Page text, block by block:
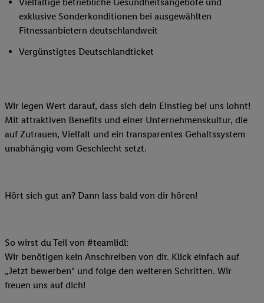
exklusive Sonderkonditionen bei ausgewählten
Fitnessanbietern deutschlandweit
Vergünstigtes Deutschlandticket
Wir legen Wert darauf, dass sich dein Einstieg bei uns lohnt!
Mit attraktiven Benefits und einer Unternehmenskultur, die
auf Zutrauen, Vielfalt und ein transparentes Gehaltssystem
unabhängig vom Geschlecht setzt.
Hört sich gut an? Dann lass bald von dir hören!
So wirst du Teil von #teamlidl:
Wir benötigen kein Anschreiben von dir. Klick einfach auf
„Jetzt bewerben“ und folge den weiteren Schritten. Wir
freuen uns auf dich!